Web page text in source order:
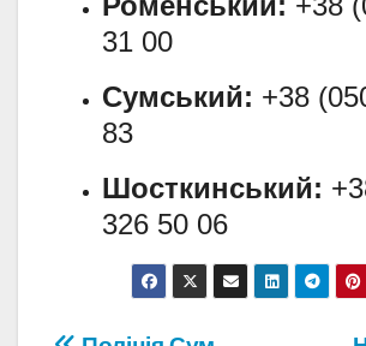
31 00
Сумський: +38
83
Шосткинський:
326 50 06